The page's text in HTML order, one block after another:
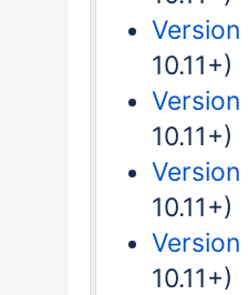
10.11+)
10.11+)
10.11+)
10.11+)